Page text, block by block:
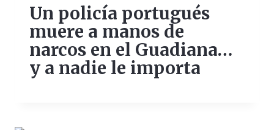
Un policía portugués
muere a manos de
narcos en el Guadiana…
y a nadie le importa